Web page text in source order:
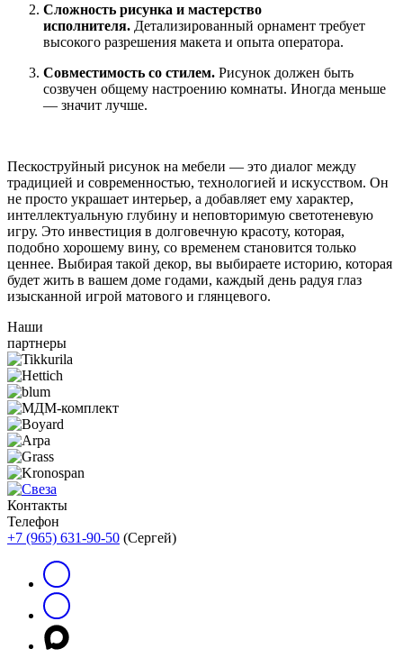
Сложность рисунка и мастерство
исполнителя. Детализированный орнамент требует
высокого разрешения макета и опыта оператора.
Совместимость со стилем. Рисунок должен быть
созвучен общему настроению комнаты. Иногда меньше
— значит лучше.
Пескоструйный рисунок на мебели — это диалог между
традицией и современностью, технологией и искусством. Он
не просто украшает интерьер, а добавляет ему характер,
интеллектуальную глубину и неповторимую светотеневую
игру. Это инвестиция в долговечную красоту, которая,
подобно хорошему вину, со временем становится только
ценнее. Выбирая такой декор, вы выбираете историю, которая
будет жить в вашем доме годами, каждый день радуя глаз
изысканной игрой матового и глянцевого.
Наши
партнеры
Контакты
Телефон
+7 (965) 631-90-50 (Сергей)